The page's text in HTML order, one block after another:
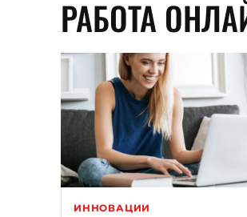
РАБОТА
ИННОВАЦИИ